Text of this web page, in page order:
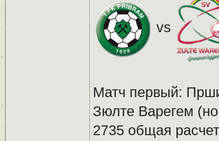
vs
Матч первый:
Зюлте Варегем
2735 общая